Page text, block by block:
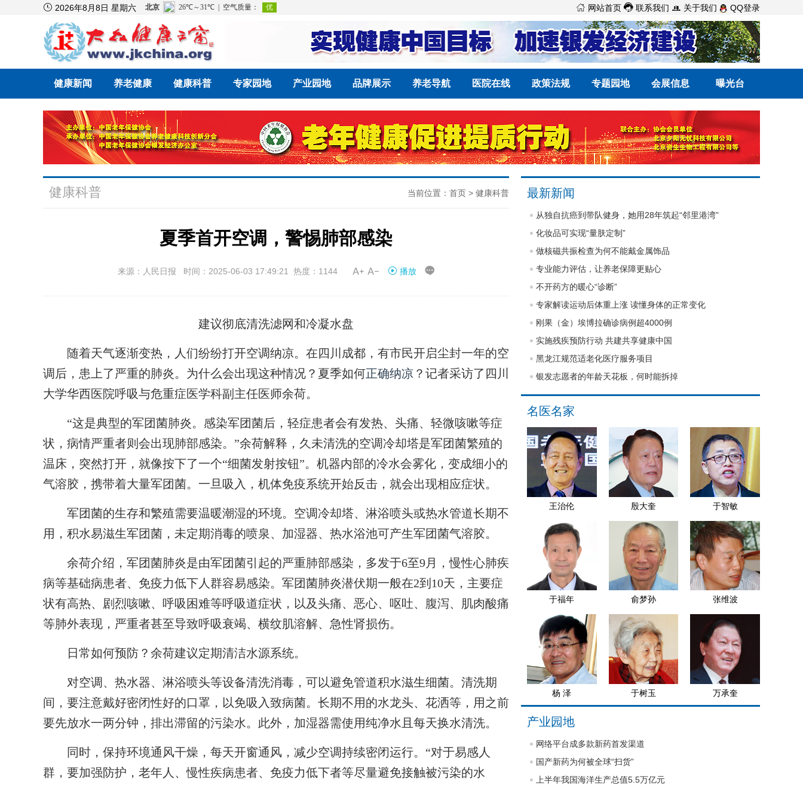
 2026年8月8日 星期六  网站首页  联系我们  关于我们 QQ登录
健康新闻 养老健康 健康科普 专家园地 产业园地 品牌展示 养老导航 医院在线 政策法规 专题园地 会展信息 曝光台
健康科普 当前位置： 首页 > 健康科普
夏季首开空调，警惕肺部感染
来源：人民日报 时间：2025-06-03 17:49:21 热度：1144  播放 
建议彻底清洗滤网和冷凝水盘
随着天气逐渐变热，人们纷纷打开空调纳凉。在四川成都，有市民开启尘封一年的空
调后，患上了严重的肺炎。为什么会出现这种情况？夏季如何正确纳凉 ？记者采访了四川
大学华西医院呼吸与危重症医学科副主任医师余荷。
“这是典型的军团菌肺炎。感染军团菌后，轻症患者会有发热、头痛、轻微咳嗽等症
状，病情严重者则会出现肺部感染。”余荷解释，久未清洗的空调冷却塔是军团菌繁殖的
温床，突然打开，就像按下了一个“细菌发射按钮”。机器内部的冷水会雾化，变成细小的
气溶胶，携带着大量军团菌。一旦吸入，机体免疫系统开始反击，就会出现相应症状。
军团菌的生存和繁殖需要温暖潮湿的环境。空调冷却塔、淋浴喷头或热水管道长期不
用，积水易滋生军团菌，未定期消毒的喷泉、加湿器、热水浴池可产生军团菌气溶胶。
余荷介绍，军团菌肺炎是由军团菌引起的严重肺部感染，多发于6至9月，慢性心肺疾
病等基础病患者、免疫力低下人群容易感染。军团菌肺炎潜伏期一般在2到10天，主要症
状有高热、剧烈咳嗽、呼吸困难等呼吸道症状，以及头痛、恶心、呕吐、腹泻、肌肉酸痛
等肺外表现，严重者甚至导致呼吸衰竭、横纹肌溶解、急性肾损伤。
日常如何预防？余荷建议定期清洁水源系统。
对空调、热水器、淋浴喷头等设备清洗消毒，可以避免管道积水滋生细菌。清洗期
间，要注意戴好密闭性好的口罩，以免吸入致病菌。长期不用的水龙头、花洒等，用之前
要先放水一两分钟，排出滞留的污染水。此外，加湿器需使用纯净水且每天换水清洗。
同时，保持环境通风干燥，每天开窗通风，减少空调持续密闭运行。“对于易感人
群，要加强防护，老年人、慢性疾病患者、免疫力低下者等尽量避免接触被污染的水
最新新闻
从独自抗癌到带队健身，她用28年筑起“邻里港湾”
化妆品可实现“量肤定制”
做核磁共振检查为何不能戴金属饰品
专业能力评估，让养老保障更贴心
不开药方的暖心“诊断”
专家解读运动后体重上涨 读懂身体的正常变化
刚果（金）埃博拉确诊病例超4000例
实施残疾预防行动 共建共享健康中国
黑龙江规范适老化医疗服务项目
银发志愿者的年龄天花板，何时能拆掉
名医名家
王治伦 殷大奎 于智敏
于福年 俞梦孙 张维波
杨 泽 于树玉 万承奎
产业园地
网络平台成多款新药首发渠道
国产新药为何被全球“扫货”
上半年我国海洋生产总值5.5万亿元